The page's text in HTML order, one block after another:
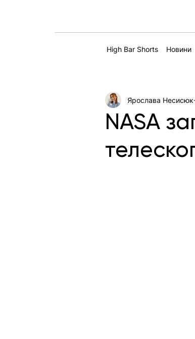
High Bar Shorts Новини
NASA
Ярослава Несисюк